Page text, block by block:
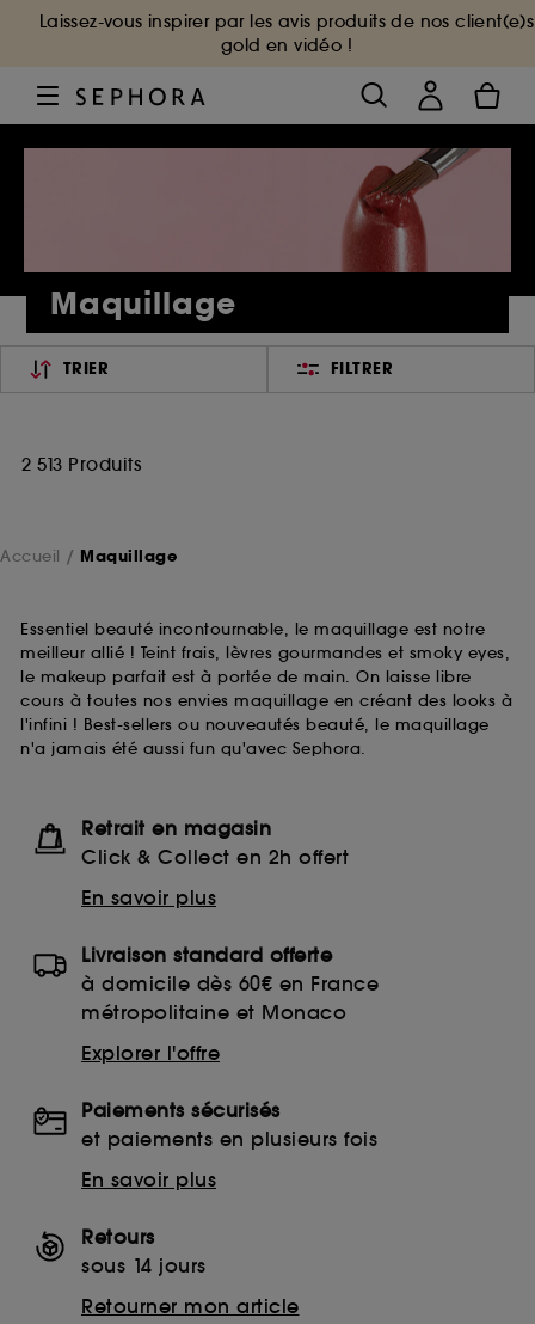
Laissez-vous inspirer par les avis produits de nos client(e)s
gold en vidéo !
Maquillage
TRIER FILTRER
2 513 Produits
Accueil Maquillage
Essentiel beauté incontournable, le maquillage est notre
meilleur allié ! Teint frais, lèvres gourmandes et smoky eyes,
le makeup parfait est à portée de main. On laisse libre
cours à toutes nos envies maquillage en créant des looks à
l'infini ! Best-sellers ou nouveautés beauté, le maquillage
n'a jamais été aussi fun qu'avec Sephora.
Retrait en magasin
Click & Collect en 2h offert
En savoir plus
Livraison standard offerte
à domicile dès 60€ en France
métropolitaine et Monaco
Explorer l'offre
Paiements sécurisés
et paiements en plusieurs fois
En savoir plus
Retours
sous 14 jours
Retourner mon article